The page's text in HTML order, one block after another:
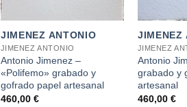
JIMENEZ ANTONIO
JIMENEZ ANTONIO
Antonio Jimenez –
«Polifemo» grabado y
gofrado papel artesanal
460,00 €
JIMENEZ
JIMENEZ
Antonio
grabado y
artesanal
460,00 €